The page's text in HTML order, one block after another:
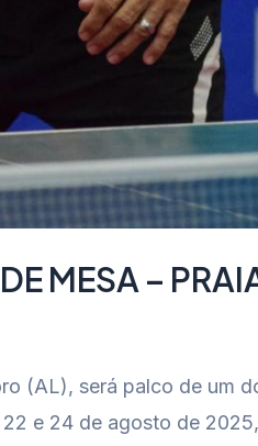
MESA –
(AL), será palco de um
e 24 de agosto de